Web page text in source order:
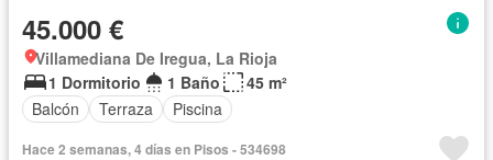
45.000 €
Villamediana De Iregua, La Rioja
1 Dormitorio
1 Baño
45 m²
Balcón
Terraza Piscina
Hace 2 semanas, 4 días en Pisos - 534698